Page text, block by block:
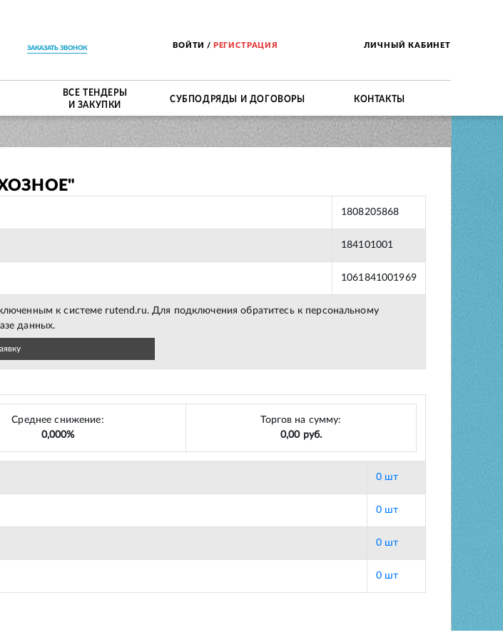
ЗАКАЗАТЬ ЗВОНОК ВОЙТИ / РЕГИСТРАЦИЯ ЛИЧНЫЙ КАБИНЕТ
ВСЕ ТЕНДЕРЫ
И ЗАКУПКИ
СУБПОДРЯДЫ И ДОГОВОРЫ КОНТАКТЫ
1808205868
184101001
1061841001969
к системе rutend.ru. Для подключения обратитесь к персональному
данных.
Среднее снижение:
0,000%
Торгов на сумму:
0,00 руб.
0 шт
0 шт
0 шт
0 шт